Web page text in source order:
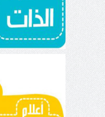
أعلام